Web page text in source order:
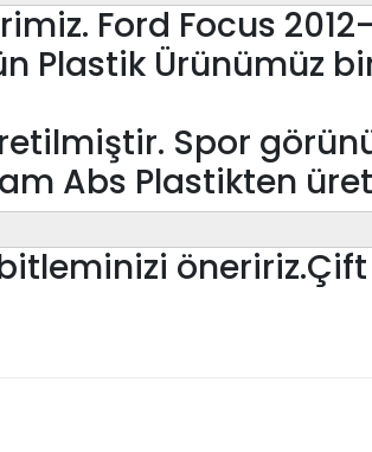
Ford Focus
Plastik Ürünümüz
Spor
Abs Plastikten